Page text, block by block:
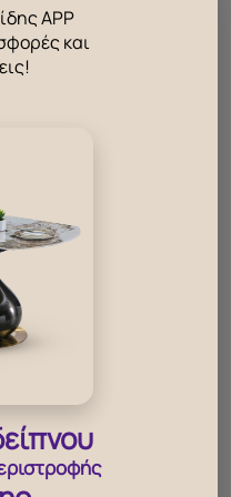
APP
και